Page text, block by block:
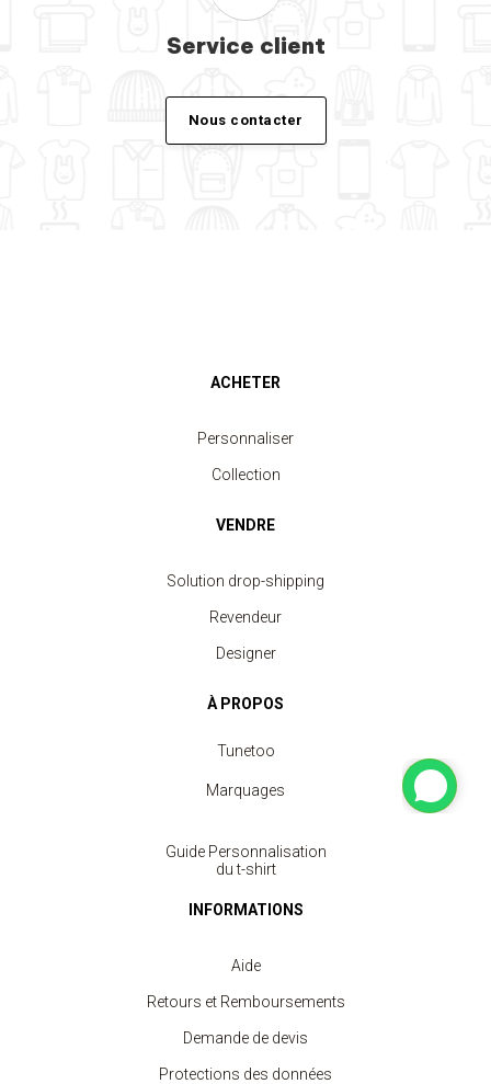
Service client
Nous contacter
ACHETER
Personnaliser
Collection
VENDRE
Solution drop-shipping
Revendeur
Designer
À PROPOS
Tunetoo
Marquages
Guide Personnalisation
du t-shirt
INFORMATIONS
Aide
Retours et Remboursements
Demande de devis
Protections des données